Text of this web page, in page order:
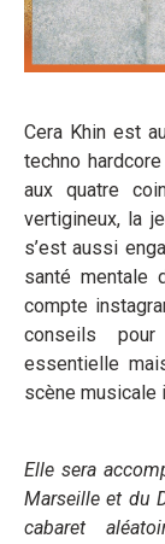
Cera Khin est
techno
aux quatre
vertigineux, la
s’est aussi
santé mentale
compte
conseils
essentielle
scène musicale
Elle sera
Marseille et du
cabaret